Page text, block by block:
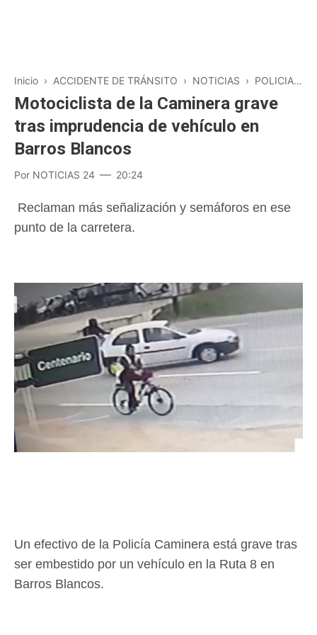
Inicio › ACCIDENTE DE TRÁNSITO › NOTICIAS › POLICIALES
Motociclista de la Caminera grave
tras imprudencia de vehículo en
Barros Blancos
Por NOTICIAS 24 20:24
Reclaman más señalización y semáforos en ese
punto de la carretera.
Un efectivo de la Policía Caminera está grave tras
ser embestido por un vehículo en la Ruta 8 en
Barros Blancos.